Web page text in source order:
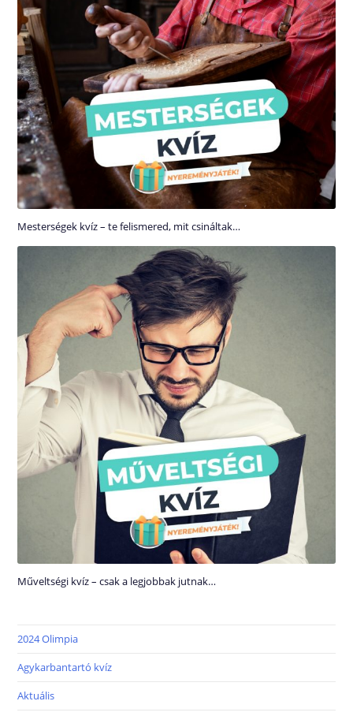
Mesterségek kvíz – te felismered, mit csináltak…
Műveltségi kvíz – csak a legjobbak jutnak…
2024 Olimpia
Agykarbantartó kvíz
Aktuális